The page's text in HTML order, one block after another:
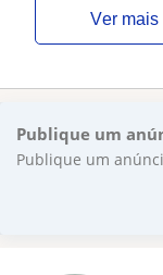
ver mais
Publique um
Publique um